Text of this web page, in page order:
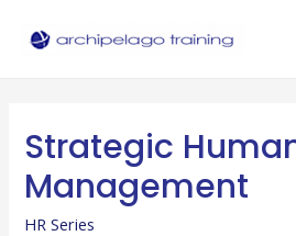
Strategic
Management
HR Series